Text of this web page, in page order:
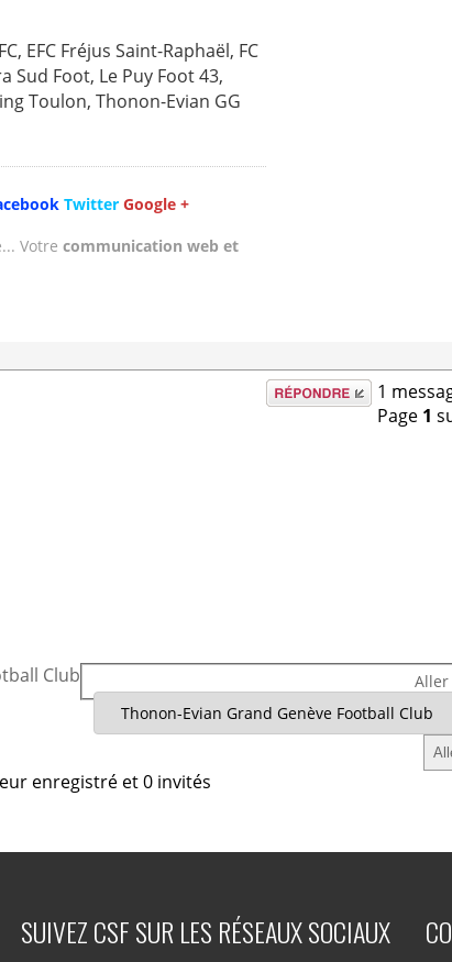
EFC Fréjus Saint-Raphaël, FC
Sud Foot, Le Puy Foot 43,
Toulon, Thonon-Evian GG
Twitter Google +
Votrecommunication web et
Répondre
1
Page 1
Club Aller
enregistré et 0 invités
SUIVEZ CSF SUR LES RÉSEAUX SOCIAUX